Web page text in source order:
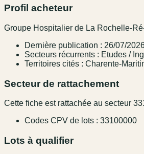
Profil acheteur
Groupe Hospitalier de La Rochelle-
Dernière publication : 26/07/
Secteurs récurrents : Etudes /
Territoires cités : Charente-
Secteur de rattachement
Cette fiche est rattachée au secteur
Codes CPV de lots : 33100000
Lots à qualifier